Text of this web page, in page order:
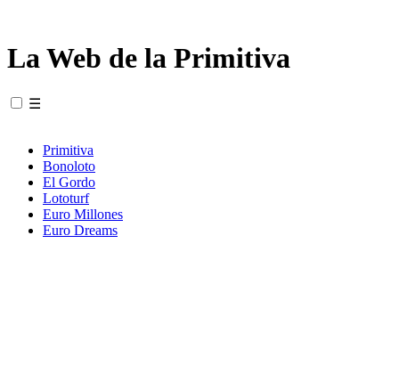
La Web de la Primitiva
☰
Primitiva
Bonoloto
El Gordo
Lototurf
Euro Millones
Euro Dreams